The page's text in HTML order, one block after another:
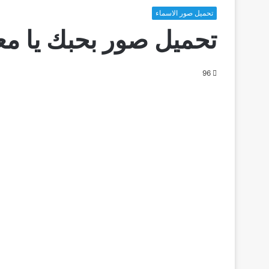
تحميل صور الاسماء
تحميل صور بحبك يا
96